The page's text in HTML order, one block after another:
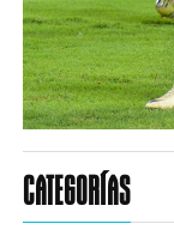
CATEGORÍAS